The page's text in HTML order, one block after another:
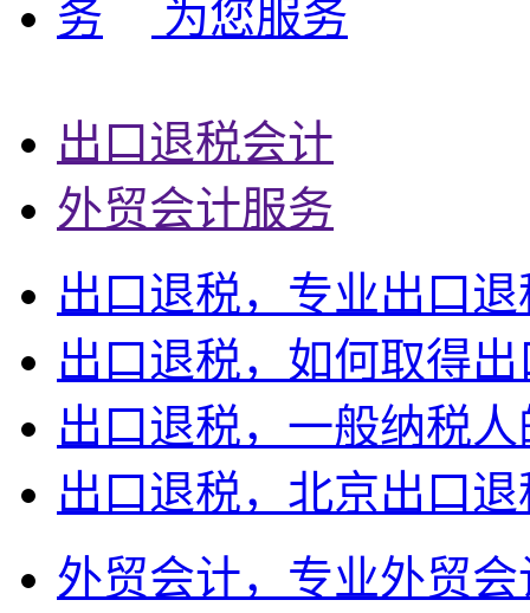
为您服务
出口退税会计
外贸会计服务
出口退税，专业出口
出口退税，如何取得
出口退税，一般纳税
出口退税，北京出口
外贸会计，专业外贸